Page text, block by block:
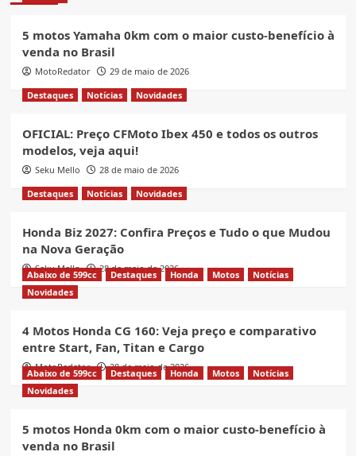
5 motos Yamaha 0km com o maior custo-benefício à
venda no Brasil
MotoRedator
29 de maio de 2026
Destaques
Notícias Novidades
OFICIAL: Preço CFMoto Ibex 450 e todos os outros
modelos, veja aqui!
Seku Mello
28 de maio de 2026
Destaques
Notícias Novidades
Honda Biz 2027: Confira Preços e Tudo o que Mudou
na Nova Geração
Seku Mello 28 de maio de 2026
Abaixo de 599cc Destaques Honda Motos
Notícias
Novidades
4 Motos Honda CG 160: Veja preço e comparativo
entre Start, Fan, Titan e Cargo
MotoRedator 28 de maio de 2026
Abaixo de 599cc Destaques Honda Motos
Notícias
Novidades
5 motos Honda 0km com o maior custo-benefício à
venda no Brasil